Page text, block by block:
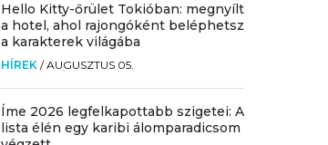
Hello Kitty-őrület Tokióban: megnyílt
a hotel, ahol rajongóként beléphetsz
a karakterek világába
HÍREK /AUGUSZTUS 05.
Íme 2026 legfelkapottabb szigetei: A
lista élén egy karibi álomparadicsom